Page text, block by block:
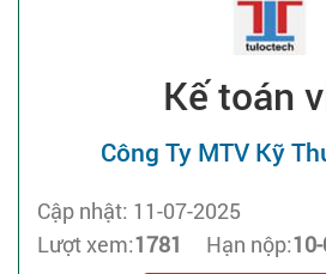
Kế toán
Công Ty MTV Kỹ
Cập nhật: 11-07-2025
Lượt xem:1781 Hạn nộp: